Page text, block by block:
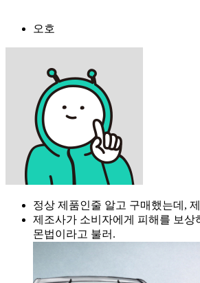
오호
정상 제품인줄 알고 구매했는데,
제조사가 소비자에게 피해를 보상
몬법이라고 불러.